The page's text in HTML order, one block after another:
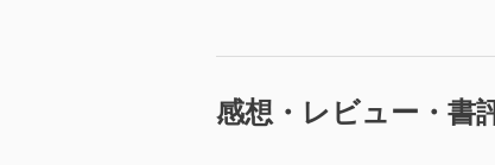
感想・レビュー・書